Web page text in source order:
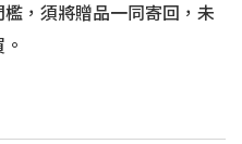
，須將贈品一同寄回，未